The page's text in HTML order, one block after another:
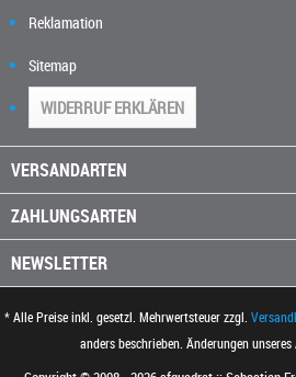
Reklamation
Sitemap
WIDERRUF ERKLÄREN
VERSANDARTEN
ZAHLUNGSARTEN
NEWSLETTER
* Alle Preise inkl. gesetzl. Mehrwertsteuer zzgl.
anders beschrieben. Änderungen